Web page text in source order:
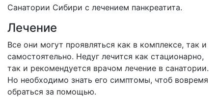
Санатории Сибири с лечением панкреатита.
Лечение
Все они могут проявляться как в комплексе, так и
самостоятельно. Недуг лечится как стационарно,
так и рекомендуется врачом лечение в санатории.
Но необходимо знать его симптомы, чтоб вовремя
обраться за помощью.